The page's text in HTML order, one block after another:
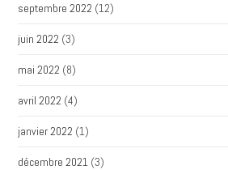
septembre 2022 (12)
juin 2022 (3)
mai 2022 (8)
avril 2022 (4)
janvier 2022 (1)
décembre 2021 (3)